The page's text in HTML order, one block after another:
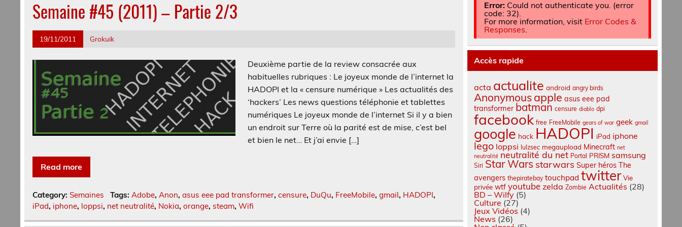
Semaine #45 (2011) – Partie 2/3
19/11/2011 Grokuik
Deuxième partie de la review consacrée aux
habituelles rubriques : Le joyeux monde de l’internet la
HADOPI et la « censure numérique » Les actualités des
‘hackers’ Les news questions téléphonie et tablettes
numériques Le joyeux monde de l’internet Si il y a bien
un endroit sur Terre où la parité est de mise, c’est bel
et bien le net… Et j’ai envie […]
Read more
Category: Semaines Tags: Adobe, Anon, asus eee pad transformer, censure, DuQu, FreeMobile, gmail, HADOPI,
iPad, iphone, loppsi, net neutralité, Nokia,orange, steam,Wifi
Error: Could not authenticate you. (error
code: 32).
For more information, visit Error Codes &
Responses
Accès rapide
acta actualite android angry birds
Anonymousapple asus eee pad
transformer batman censure diablo dpi
facebook free FreeMobile gears of war geek gmail
google hack HADOPI iPad iphone
lego loppsi lulzsec megaupload Minecraft net
neutralité neutralité du net Portal PRISM samsung
Siri Star Wars starwars Super héros The
avengers thepiratebay touchpad twitter Vie
privée wtf youtube zelda Zombie Actualités (28)
BD – Wilfy (5)
Culture (27)
Jeux Vidéos (4)
News (26)